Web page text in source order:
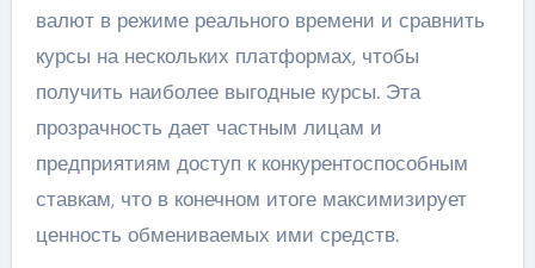
валют в режиме реального времени и сравнить
курсы на нескольких платформах, чтобы
получить наиболее выгодные курсы. Эта
прозрачность дает частным лицам и
предприятиям доступ к конкурентоспособным
ставкам, что в конечном итоге максимизирует
ценность обмениваемых ими средств.